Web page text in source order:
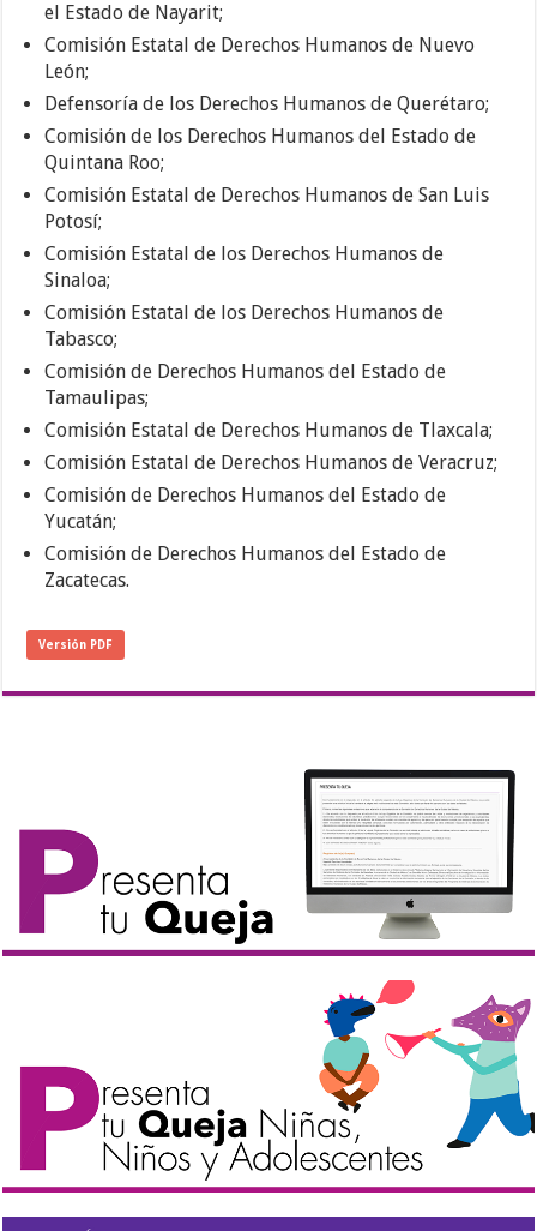
el Estado de Nayarit;
Comisión Estatal de Derechos Humanos de Nuevo
León;
Defensoría de los Derechos Humanos de Querétaro;
Comisión de los Derechos Humanos del Estado de
Quintana Roo;
Comisión Estatal de Derechos Humanos de San Luis
Potosí;
Comisión Estatal de los Derechos Humanos de
Sinaloa;
Comisión Estatal de los Derechos Humanos de
Tabasco;
Comisión de Derechos Humanos del Estado de
Tamaulipas;
Comisión Estatal de Derechos Humanos de Tlaxcala;
Comisión Estatal de Derechos Humanos de Veracruz;
Comisión de Derechos Humanos del Estado de
Yucatán;
Comisión de Derechos Humanos del Estado de
Zacatecas.
Versión PDF